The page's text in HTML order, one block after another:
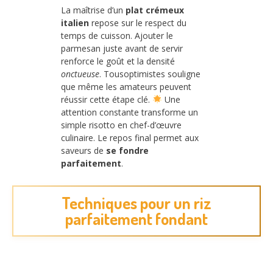
La maîtrise d’un plat crémeux
italien repose sur le respect du
temps de cuisson. Ajouter le
parmesan juste avant de servir
renforce le goût et la densité
onctueuse. Tousoptimistes souligne
que même les amateurs peuvent
réussir cette étape clé.
Une
attention constante transforme un
simple risotto en chef-d’œuvre
culinaire. Le repos final permet aux
saveurs de se fondre
parfaitement.
Techniques pour un riz
parfaitement fondant